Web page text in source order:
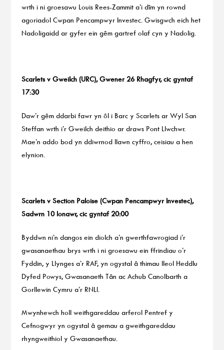
wrth i ni groesawu Louis Rees-Zammit a’i dîm yn rownd
agoriadol Cwpan Pencampwyr Investec. Gwisgwch eich het
Nadoligaidd ar gyfer ein gêm gartref olaf cyn y Nadolig.
Scarlets v Gweilch (URC), Gwener 26 Rhagfyr, cic gyntaf
17:30
Daw’r gêm ddarbi fawr yn ôl i Barc y Scarlets ar Wyl San
Steffan wrth i’r Gweilch deithio ar draws Pont Llwchwr.
Mae’n addo bod yn ddiwrnod llawn cyffro, ceisiau a hen
elynion.
Scarlets v Section Paloise (Cwpan Pencampwyr Investec),
Sadwrn 10 Ionawr, cic gyntaf 20:00
Byddwn ni’n dangos ein diolch a’n gwerthfawrogiad i’r
gwasanaethau brys wrth i ni groesawu ein ffrindiau o’r
Fyddin, y Llynges a’r RAF, yn ogystal â thimau lleol Heddlu
Dyfed Powys, Gwasanaeth Tân ac Achub Canolbarth a
Gorllewin Cymru a’r RNLI.
Mwynhewch holl weithgareddau arferol Pentref y
Cefnogwyr yn ogystal â gemau a gweithgareddau
rhyngweithiol y Gwasanaethau.